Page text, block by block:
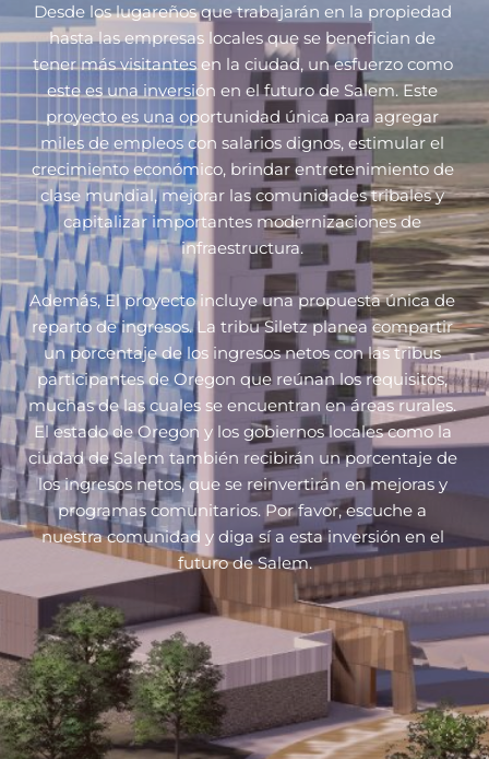
Desde los lugareños que trabajarán en la propiedad
hasta las empresas locales que se benefician de
tener más visitantes en la ciudad, un esfuerzo como
este es una inversión en el futuro de Salem. Este
proyecto es una oportunidad única para agregar
miles de empleos con salarios dignos, estimular el
crecimiento económico, brindar entretenimiento de
clase mundial, mejorar las comunidades tribales y
capitalizar importantes modernizaciones de
infraestructura.
Además, El proyecto incluye una propuesta única de
reparto de ingresos. La tribu Siletz planea compartir
un porcentaje de los ingresos netos con las tribus
participantes de Oregon que reúnan los requisitos,
muchas de las cuales se encuentran en áreas rurales.
El estado de Oregon y los gobiernos locales como la
ciudad de Salem también recibirán un porcentaje de
los ingresos netos, que se reinvertirán en mejoras y
programas comunitarios. Por favor, escuche a
nuestra comunidad y diga sí a esta inversión en el
futuro de Salem.